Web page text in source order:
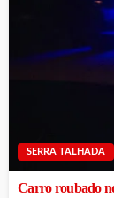
SERRA TALHADA
Carro roubado